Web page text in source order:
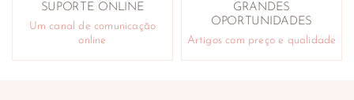
SUPORTE ONLINE
Um canal de comunicação
online
GRANDES
OPORTUNIDADES
Artigos com preço e qualidade